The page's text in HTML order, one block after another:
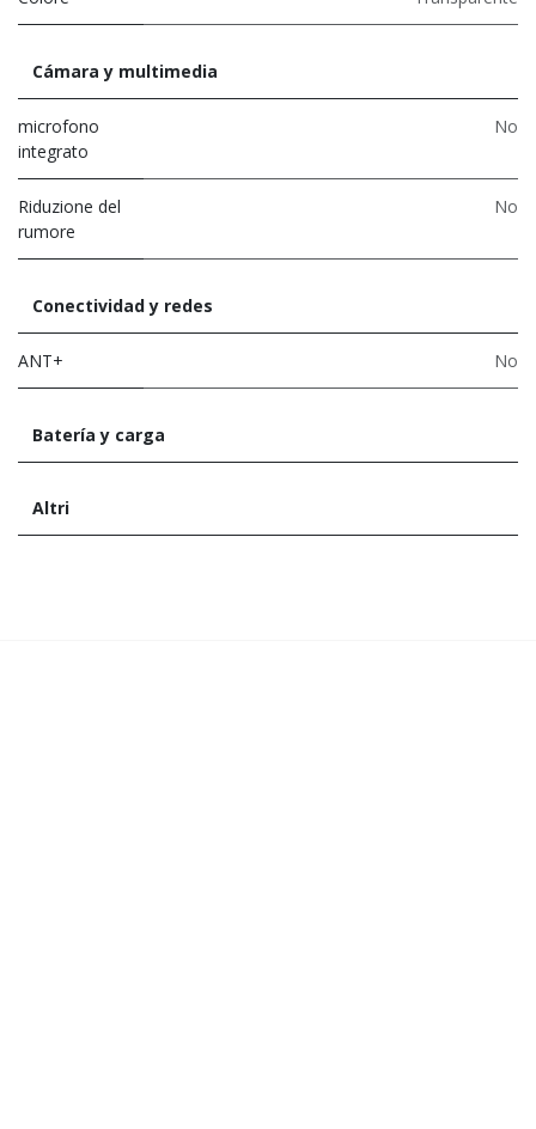
Cámara y multimedia
microfono
integrato
No
Riduzione del
rumore
No
Conectividad y redes
ANT+ No
Batería y carga
Altri